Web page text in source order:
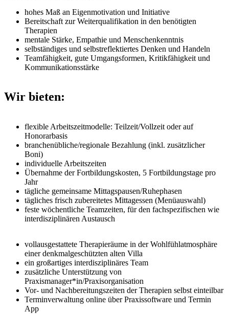
hohes Maß an Eigenmotivation und Initiative
Bereitschaft zur Weiterqualifikation in den benötigten
Therapien
mentale Stärke, Empathie und Menschenkenntnis
selbständiges und selbstreflektiertes Denken und Handeln
Teamfähigkeit, gute Umgangsformen, Kritikfähigkeit und
Kommunikationsstärke
Wir bieten:
flexible Arbeitszeitmodelle: Teilzeit/Vollzeit oder auf
Honorarbasis
branchenübliche/regionale Bezahlung (inkl. zusätzlicher
Boni)
individuelle Arbeitszeiten
Übernahme der Fortbildungskosten, 5 Fortbildungstage pro
Jahr
tägliche gemeinsame Mittagspausen/Ruhephasen
tägliches frisch zubereitetes Mittagessen (Menüauswahl)
feste wöchentliche Teamzeiten, für den fachspezifischen wie
interdisziplinären Austausch
vollausgestattete Therapieräume in der Wohlfühlatmosphäre
einer denkmalgeschützten alten Villa
ein großartiges interdisziplinäres Team
zusätzliche Unterstützung von
Praxismanager*in/Praxisorganisation
Vor- und Nachbereitungszeiten der Therapien selbst einteilbar
Terminverwaltung online über Praxissoftware und Termin
App